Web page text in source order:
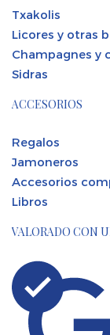
Txakolis
Licores y otras
Champagnes y
Sidras
ACCESORIOS
Regalos
Jamoneros
Accesorios
Libros
VALORADO CON